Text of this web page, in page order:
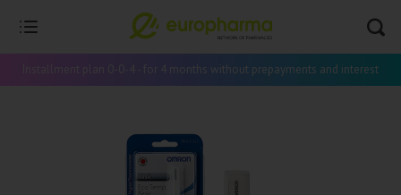
Installment plan 0-0-4 - for 4 months without prepayments and interest